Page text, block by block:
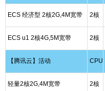
ECS 经济型 2核2G,4M宽带 2核
ECS u1 2核4G,5M宽带 2核
【腾讯云】活动 CPU
轻量2核2G,4M宽带 2核